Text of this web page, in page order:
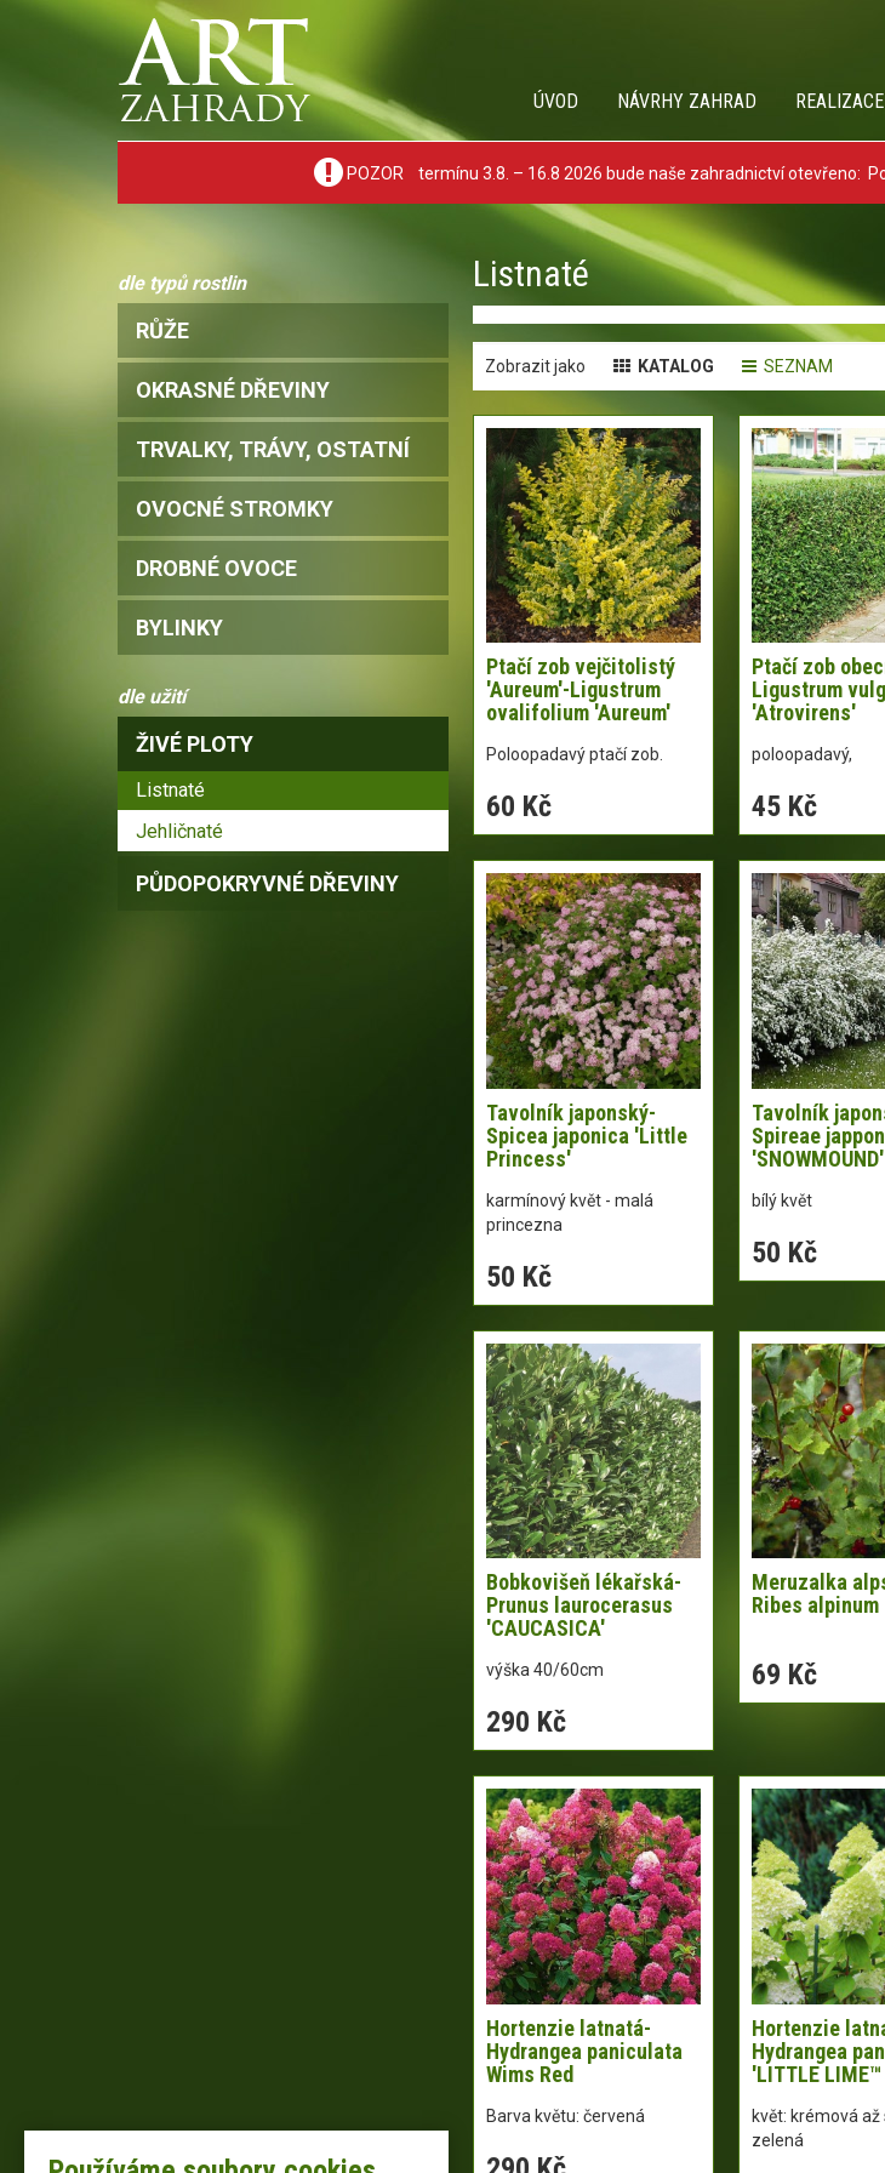
ÚVOD NÁVRHY ZAHRAD
POZOR termínu 3.8. – 16.8 2026 bude naše zahradnictví otevřeno:
dle typů rostlin
RŮŽE
OKRASNÉ DŘEVINY
TRVALKY, TRÁVY, OSTATNÍ
OVOCNÉ STROMKY
DROBNÉ OVOCE
BYLINKY
dle užití
ŽIVÉ PLOTY
Listnaté
Jehličnaté
PŮDOPOKRYVNÉ DŘEVINY
Listnaté
Zobrazit jako KATALOG SEZNAM
Ptačí zob vejčitolistý
'Aureum'-Ligustrum
ovalifolium 'Aureum'
Poloopadavý ptačí zob.
60 Kč
Ptačí zob
Ligustrum
'Atrovirens'
poloopadavý,
45 Kč
Tavolník japonský-
Spicea japonica 'Little
Princess'
karmínový květ - malá
princezna
50 Kč
Tavolník
Spireae
'SNOWMOUND'
bílý květ
50 Kč
Bobkovišeň lékařská-
Prunus laurocerasus
'CAUCASICA'
výška 40/60cm
290 Kč
Meruzalka
Ribes alpinum
69 Kč
Hortenzie latnatá-
Hydrangea paniculata
Wims Red
Barva květu: červená
Hortenzie
Hydrangea
'LITTLE LIME­™
květ: krémová až
zelená